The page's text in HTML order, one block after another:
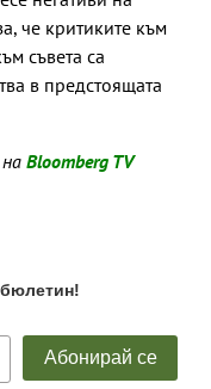
че критиките към
съвета са
в предстоящата
Bloomberg TV